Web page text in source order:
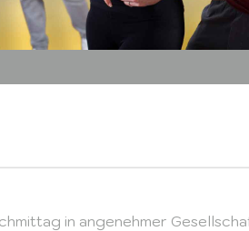
in angenehmer